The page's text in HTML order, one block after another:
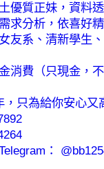
優質正妹，資料
求分析，依喜好
友系、清新學生
消費（只現金，
，只為給你安心又
：